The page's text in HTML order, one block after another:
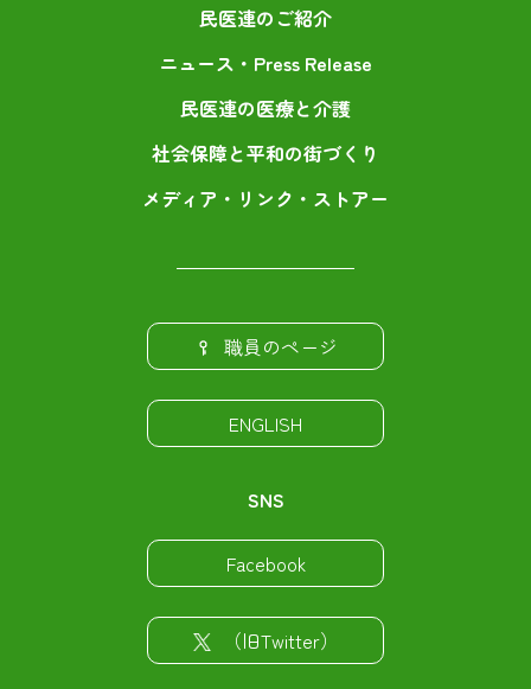
民医連のご紹介
ニュース・Press Release
民医連の医療と介護
社会保障と平和の街づくり
メディア・リンク・ストアー
職員のページ
ENGLISH
SNS
Facebook
（旧Twitter）